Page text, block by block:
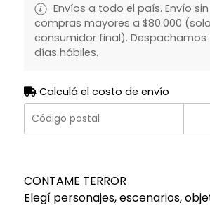
Envíos a todo el país. Envío
compras mayores a $80.000
consumidor final). Despachamos
días hábiles.
Calculá el costo de envío
CONTAME TERROR
Elegí personajes, escenarios,